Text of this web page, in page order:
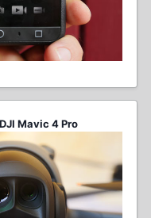
Mavic 4 Pro